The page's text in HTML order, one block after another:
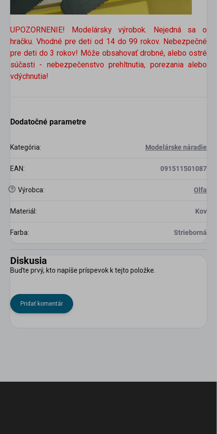
UPOZORNENIE! Modelársky výrobok. Nejedná sa o
hračku. Vhodné pre deti od 14 do 99 rokov. Nebezpečné
pre deti do 3 rokov! Môže obsahovať drobné, alebo ostré
súčasti - nebezpečenstvo prehltnutia, porezania alebo
vdýchnutia!
Dodatočné parametre
Kategória: Modelárske náradie
EAN: 091511501087
? Výrobca: Olfa
Materiál : Kov
Farba: Strieborná
Diskusia
Buďte prvý, kto napíše príspevok k tejto položke.
Pridať komentár